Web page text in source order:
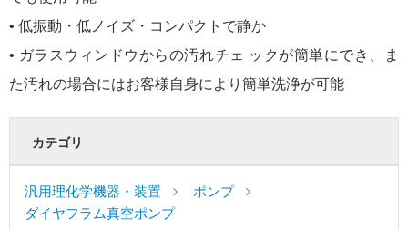
• 低振動・低ノイズ・コンパクトで静か
• ガラスウィンドウからの汚れチェ ックが簡単にでき、ま
た汚れの場合にはお客様自身により簡単洗浄が可能
カテゴリ
汎用理化学機器・装置
ポンプ
ダイヤフラム真空ポンプ